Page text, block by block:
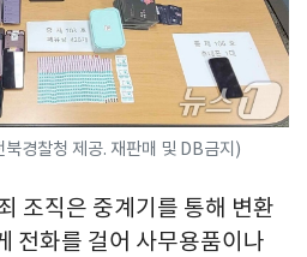
경찰청 제공. 재판매 및 DB금지)
조직은 중계기를 통해 변환
전화를 걸어 사무용품이나